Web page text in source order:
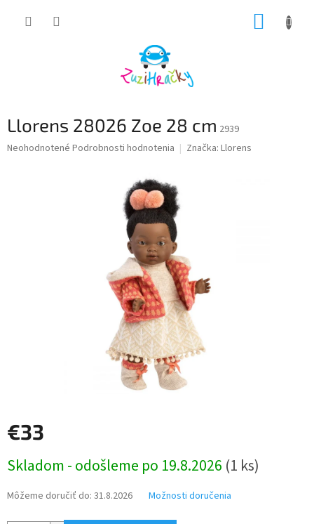
Llorens 28026 Zoe 28 cm 2939
Priemerné
Neohodnotené Podrobnosti hodnotenia Značka: Llorens
€33
cena:
Skladom - odošleme po 19.8.2026 (1 ks)
Môžeme doručiť do: 31.8.2026 Možnosti doručenia